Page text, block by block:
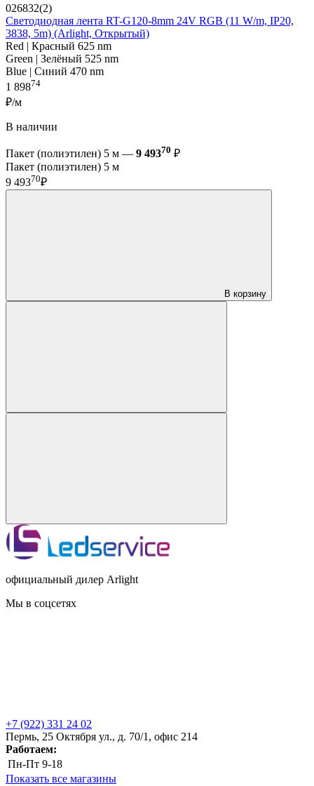
026832(2)
Светодиодная лента RT-G120-8mm 24V RGB (11 W/m, IP20,
3838, 5m) (Arlight, Открытый)
Red | Красный 625 nm
Green | Зелёный 525 nm
Blue | Синий 470 nm
1 89874
₽/м
В наличии
Пакет (полиэтилен) 5 м — 9 49370 ₽
Пакет (полиэтилен) 5 м
9 49370₽
В корзину
официальный дилер Arlight
Мы в соцсетях
+7 (922) 331 24 02
Пермь, 25 Октября ул., д. 70/1, офис 214
Работаем:
Пн-Пт 9-18
Показать все магазины